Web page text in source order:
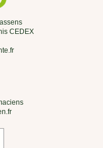
CEDEX